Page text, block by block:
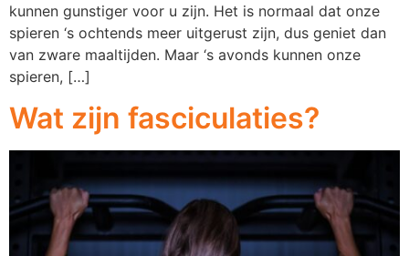
kunnen gunstiger voor u zijn. Het is normaal dat onze
spieren ‘s ochtends meer uitgerust zijn, dus geniet dan
van zware maaltijden. Maar ‘s avonds kunnen onze
spieren, […]
Wat zijn fasciculaties?